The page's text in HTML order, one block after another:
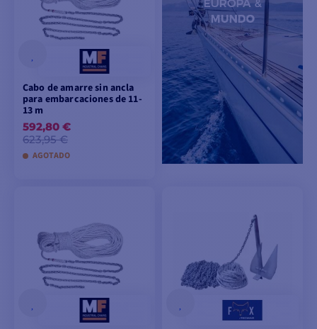
Cabo de amarre sin ancla
para embarcaciones de 11-
13 m
592,80 €
623,95 €
AGOTADO